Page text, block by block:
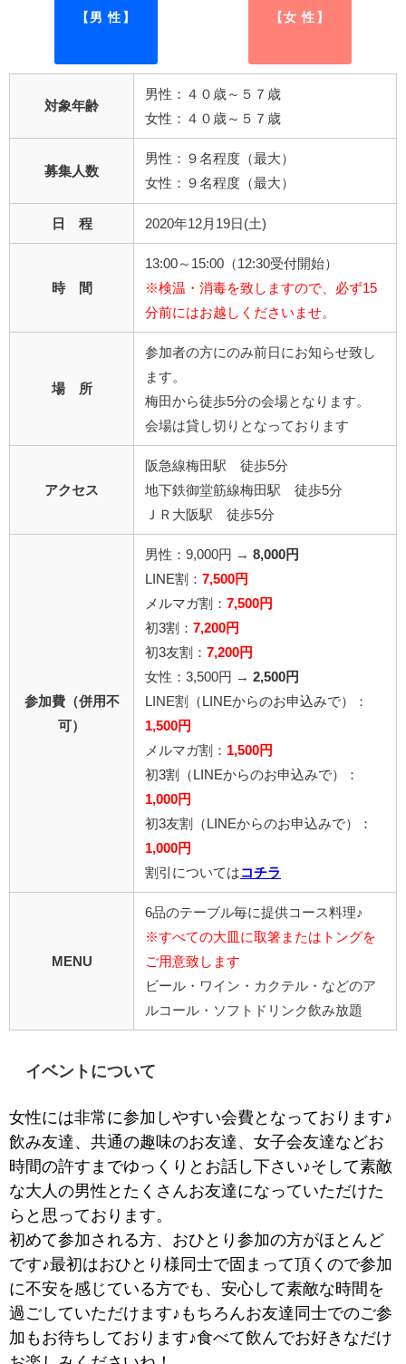
【男 性】 【女 性】
対象年齢
男性：４０歳～５７歳
女性：４０歳～５７歳
募集人数
男性：９名程度（最大）
女性：９名程度（最大）
日 程 2020年12月19日(土)
時 間
13:00～15:00（12:30受付開始）
※検温・消毒を致しますので、必ず15
分前にはお越しくださいませ。
場 所
参加者の方にのみ前日にお知らせ致し
ます。
梅田から徒歩5分の会場となります。
会場は貸し切りとなっております
アクセス
阪急線梅田駅 徒歩5分
地下鉄御堂筋線梅田駅 徒歩5分
ＪＲ大阪駅 徒歩5分
参加費（併用不
可）
男性：9,000円 → 8,000円
LINE割： 7,500円
メルマガ割： 7,500円
初3割： 7,200円
初3友割： 7,200円
女性：3,500円 → 2,500円
LINE割
（LINEからのお申込みで）
：
1,500円
メルマガ割： 1,500円
初3割（LINEからのお申込みで）：
1,000円
初3友割（LINEからのお申込みで）：
1,000円
割引については コチラ
MENU
6品のテーブル毎に提供コース料理♪
※すべての大皿に取箸またはトングを
ご用意致します
ビール・ワイン・カクテル・などのア
ルコール・ソフトドリンク飲み放題
イベントについて
女性には非常に参加しやすい会費となっております♪
飲み友達、共通の趣味のお友達、女子会友達などお
時間の許すまでゆっくりとお話し下さい♪そして素敵
な大人の男性とたくさんお友達になっていただけた
らと思っております。
初めて参加される方、おひとり参加の方がほとんど
です♪最初はおひとり様同士で固まって頂くので参加
に不安を感じている方でも、安心して素敵な時間を
過ごしていただけます♪もちろんお友達同士でのご参
加もお待ちしております♪食べて飲んでお好きなだけ